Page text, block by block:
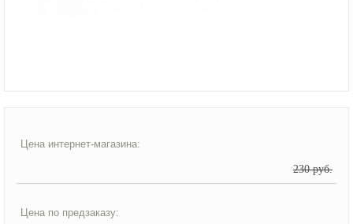
Цена интернет-магазина:
230 руб.
Цена по предзаказу: